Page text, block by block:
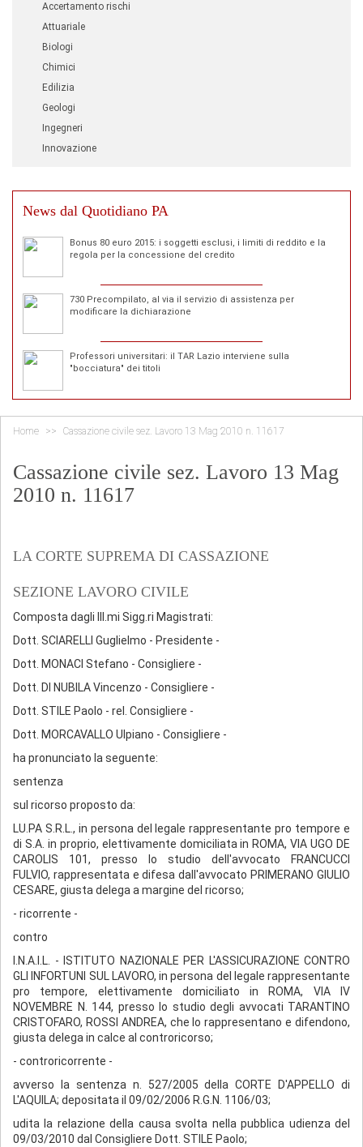
Accertamento rischi
Attuariale
Biologi
Chimici
Edilizia
Geologi
Ingegneri
Innovazione
News dal Quotidiano PA
Bonus 80 euro 2015: i soggetti esclusi, i limiti di reddito e la
regola per la concessione del credito
730 Precompilato, al via il servizio di assistenza per
modificare la dichiarazione
Professori universitari: il TAR Lazio interviene sulla
"bocciatura" dei titoli
Home Cassazione civile sez. Lavoro 13 Mag 2010 n. 11617
Cassazione civile sez. Lavoro 13 Mag
2010 n. 11617
LA CORTE SUPREMA DI CASSAZIONE
SEZIONE LAVORO CIVILE
Composta dagli Ill.mi Sigg.ri Magistrati:
Dott. SCIARELLI Guglielmo - Presidente -
Dott. MONACI Stefano - Consigliere -
Dott. DI NUBILA Vincenzo - Consigliere -
Dott. STILE Paolo - rel. Consigliere -
Dott. MORCAVALLO Ulpiano - Consigliere -
ha pronunciato la seguente:
sentenza
sul ricorso proposto da:
LU.PA S.R.L., in persona del legale rappresentante pro tempore e
di S.A. in proprio, elettivamente domiciliata in ROMA, VIA UGO DE
CAROLIS 101, presso lo studio dell'avvocato FRANCUCCI
FULVIO, rappresentata e difesa dall'avvocato PRIMERANO GIULIO
CESARE, giusta delega a margine del ricorso;
- ricorrente -
contro
I.N.A.I.L. - ISTITUTO NAZIONALE PER L'ASSICURAZIONE CONTRO
GLI INFORTUNI SUL LAVORO, in persona del legale rappresentante
pro tempore, elettivamente domiciliato in ROMA, VIA IV
NOVEMBRE N. 144, presso lo studio degli avvocati TARANTINO
CRISTOFARO, ROSSI ANDREA, che lo rappresentano e difendono,
giusta delega in calce al controricorso;
- controricorrente -
avverso la sentenza n. 527/2005 della CORTE D'APPELLO di
L'AQUILA; depositata il 09/02/2006 R.G.N. 1106/03;
udita la relazione della causa svolta nella pubblica udienza del
09/03/2010 dal Consigliere Dott. STILE Paolo;